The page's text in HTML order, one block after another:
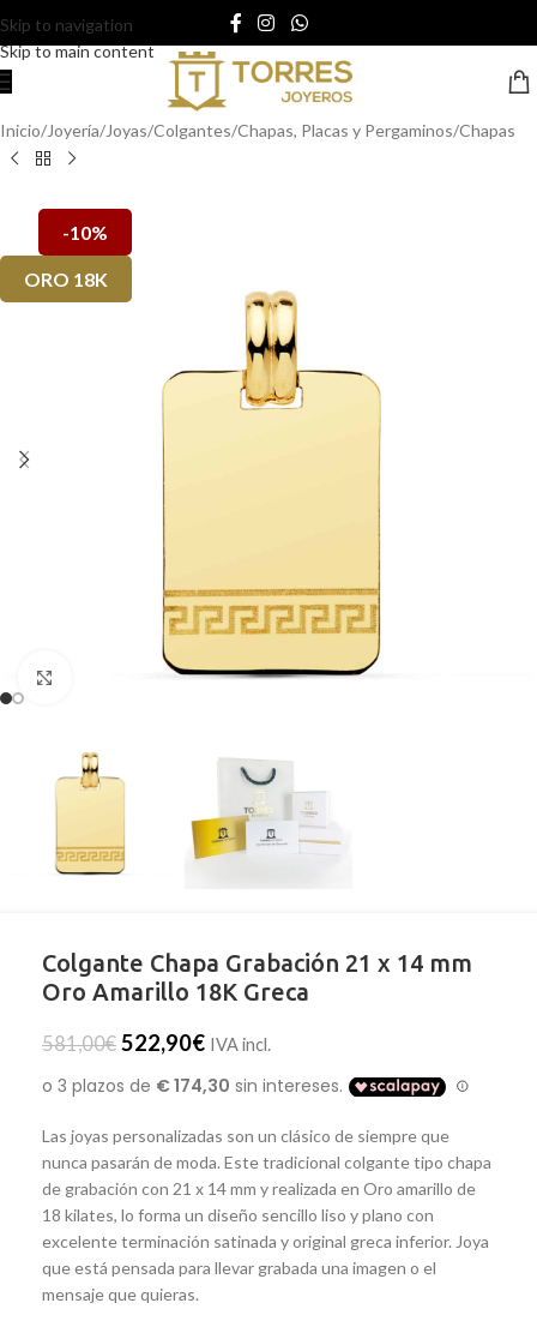
Skip to navigation
Skip to main content
Inicio/Joyería/Joyas/Colgantes/Chapas, Placas y Pergaminos/Chapas
-10%
ORO 18K
Clic para ampliar
Colgante Chapa Grabación 21 x 14 mm
Oro Amarillo 18K Greca
581,00€ 522,90€ IVA incl.
Las joyas personalizadas son un clásico de siempre que
nunca pasarán de moda. Este tradicional colgante tipo chapa
de grabación con 21 x 14 mm y realizada en Oro amarillo de
18 kilates, lo forma un diseño sencillo liso y plano con
excelente terminación satinada y original greca inferior. Joya
que está pensada para llevar grabada una imagen o el
mensaje que quieras.